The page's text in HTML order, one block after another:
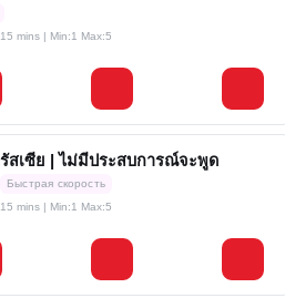
mins | Min:1 Max:5
สเซีย | ไม่มีประสบการณ์จะพูด
Быстрая скорость
mins | Min:1 Max:5